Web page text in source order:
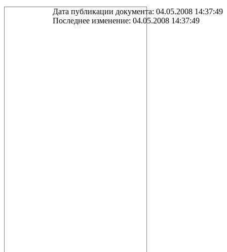
Дата публикации документа: 04.05.2008 14:37:49
Последнее изменение: 04.05.2008 14:37:49